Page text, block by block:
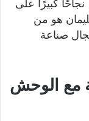
كبيرًا على
هو من
صناعة
مع الوحش